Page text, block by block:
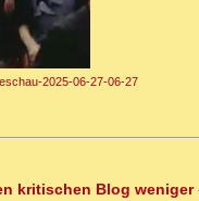
2025-06-27-06-27
kritischen Blog weniger